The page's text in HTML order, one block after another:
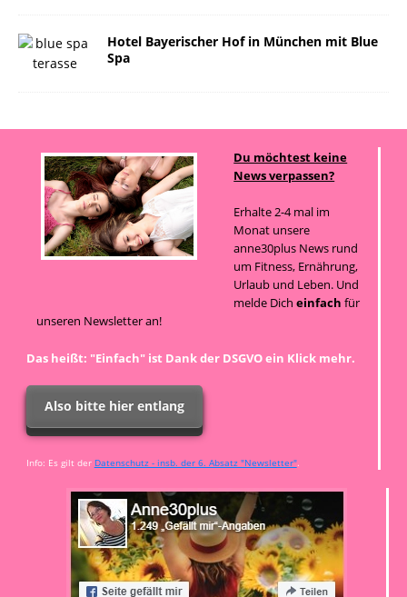
Hotel Bayerischer Hof in München mit Blue
Spa
Du möchtest keine
News verpassen?
Erhalte 2-4 mal im
Monat unsere
anne30plus News rund
um Fitness, Ernährung,
Urlaub und Leben. Und
melde Dicheinfach für
unseren Newsletter an!
Das heißt: "Einfach" ist Dank der DSGVO ein Klick mehr.
Also bitte hier entlang
Info: Es gilt der Datenschutz - insb. der 6. Absatz "Newsletter".